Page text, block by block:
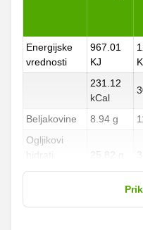
Energijske
vrednosti
967.01
KJ
231.12
kCal
Beljakovine 8.94 g
Ogljikovi
hidrati
25.82 g